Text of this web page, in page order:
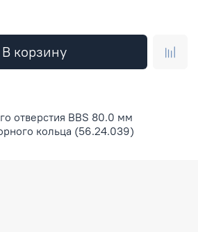
В корзину
отверстия BBS 80.0 мм
кольца (56.24.039)